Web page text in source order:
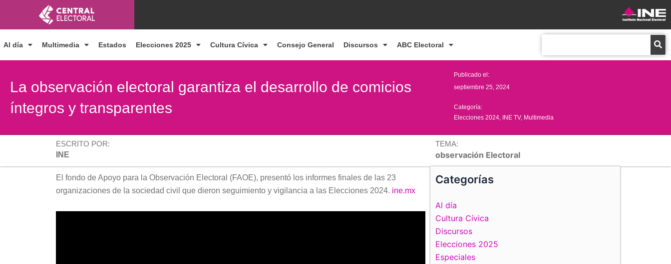
contenido
Al día Multimedia Estados Elecciones 2025 Cultura Cívica Consejo General Discursos ABC Electoral
La observación electoral garantiza el desarrollo de comicios
íntegros y transparentes
Publicado el:
septiembre 25, 2024
Categoría:
Elecciones 2024 INE TV, Multimedia
ESCRITO POR:
INE
TEMA:
observación Electoral
El fondo de Apoyo para la Observación Electoral (FAOE), presentó los informes finales de las 23
organizaciones de la sociedad civil que dieron seguimiento y vigilancia a las Elecciones 2024. ine.mx
Categorías
Al día
Cultura Cívica
Discursos
Elecciones 2025
Especiales